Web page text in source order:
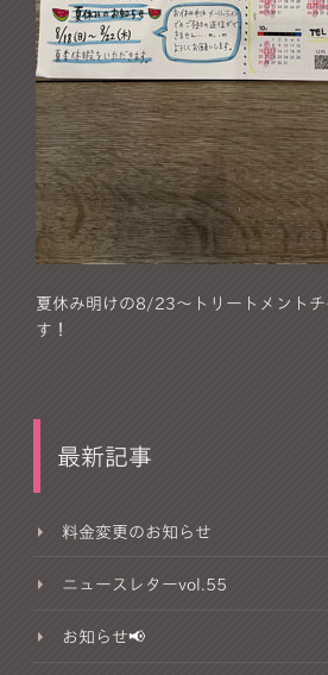
夏休み明けの8/23～トリートメントチ
す！
最新記事
料金変更のお知らせ
ニュースレターvol.55
お知らせ📢